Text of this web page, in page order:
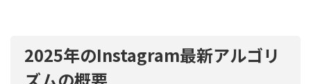
2025年のInstagram最新アルゴリ